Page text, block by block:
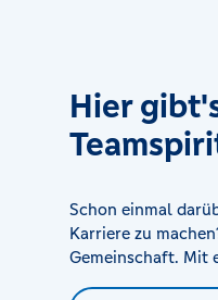
SB-Stelle
Landstraße 36,
Hier
Schon einmal
Karriere zu
Gemeinschaft. Mit